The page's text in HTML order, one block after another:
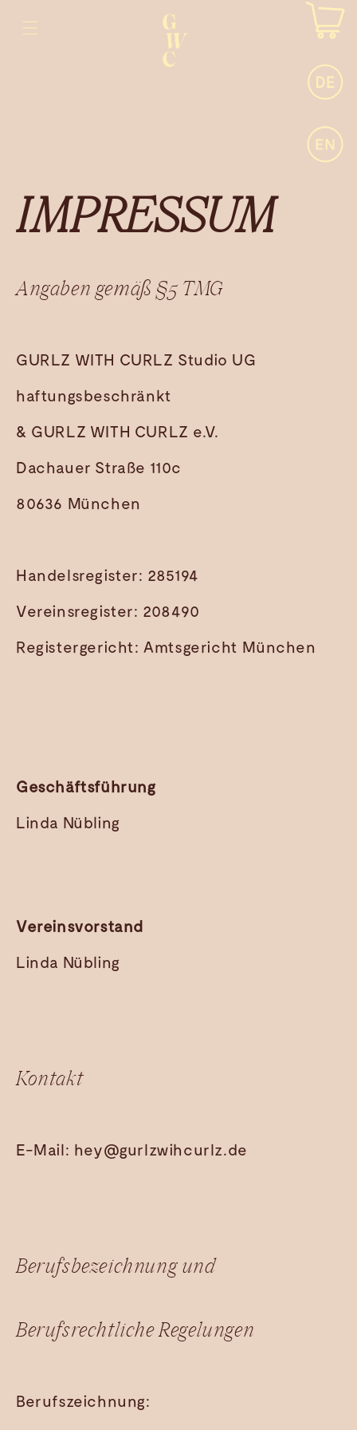
IMPRESSUM
Angaben gemäß §5 TMG
GURLZ WITH CURLZ Studio UG
haftungsbeschränkt
& GURLZ WITH CURLZ e.V.
Dachauer Straße 110c
80636 München
Handelsregister: 285194
Vereinsregister: 208490
Registergericht: Amtsgericht München
Geschäftsführung
Linda Nübling
Vereinsvorstand
Linda Nübling
Kontakt
E-Mail: hey@gurlzwihcurlz.de
Berufsbezeichnung und
Berufsrechtliche Regelungen
Berufszeichnung: